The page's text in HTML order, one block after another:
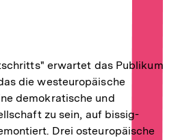
erwartet das Publikum
die westeuropäische
demokratische und
zu sein, auf bissig-
Drei osteuropäische